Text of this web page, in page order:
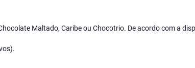
Maltado, Caribe ou Chocotrio. De acordo com a